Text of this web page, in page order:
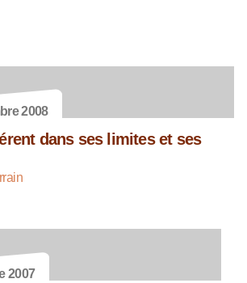
2008
dans ses limites et ses
2007